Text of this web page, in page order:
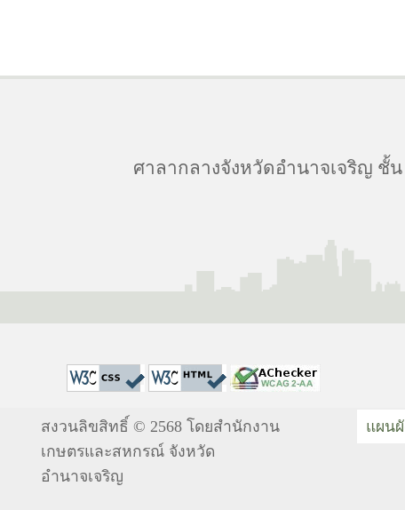
ศาลากลางจังหวัดอำนาจเจริญ ชั้
สงวนลิขสิทธิ์ © 2568 โดยสำนักงาน
เกษตรและสหกรณ์ จังหวัด
อำนาจเจริญ
แผน